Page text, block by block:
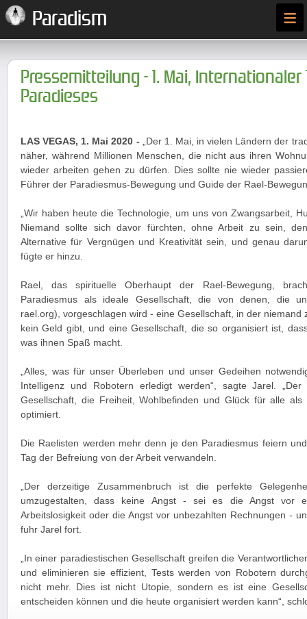
Paradism ≡
Pressemitteilung - 1. Mai, Internationaler
Paradieses
LAS VEGAS, 1. Mai 2020 -
„Der 1. Mai, in vielen Ländern der
näher, während Millionen Menschen, die nicht aus ihren
wieder arbeiten gehen zu dürfen. Dies sollte nie wieder
Führer der Paradiesmus-Bewegung und Guide der Rael-
„Wir haben heute die Technologie, um uns von Zwangsarbeit,
Niemand sollte sich davor fürchten, ohne Arbeit zu sein,
Alternative für Vergnügen und Kreativität sein, und genau
fügte er hinzu.
Rael, das spirituelle Oberhaupt der Rael-Bewegung,
Paradiesmus als ideale Gesellschaft, die von denen, die
rael.org), vorgeschlagen wird - eine Gesellschaft, in der niemand
kein Geld gibt, und eine Gesellschaft, die so organisiert ist,
was ihnen Spaß macht.
„Alles, was für unser Überleben und unser Gedeihen
Intelligenz und Robotern erledigt werden“, sagte Jarel.
Gesellschaft, die Freiheit, Wohlbefinden und Glück für alle
optimiert.
Die Raelisten werden mehr denn je den Paradiesmus feiern
Tag der Befreiung von der Arbeit verwandeln.
„Der derzeitige Zusammenbruch ist die perfekte
umzugestalten, dass keine Angst - sei es die Angst vor
Arbeitslosigkeit oder die Angst vor unbezahlten Rechnungen -
fuhr Jarel fort.
„In einer paradiestischen Gesellschaft greifen die
und eliminieren sie effizient, Tests werden von Robotern
nicht mehr. Dies ist nicht Utopie, sondern es ist eine
entscheiden können und die heute organisiert werden kann“,